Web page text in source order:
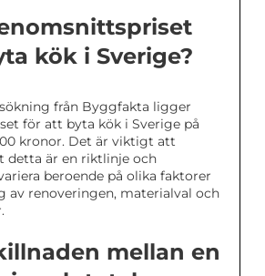
kök i Sverige?
från Byggfakta ligger
för att byta kök i Sverige på
kronor. Det är viktigt att
detta är en riktlinje och
beroende på olika faktorer
av renoveringen, materialval och
mellan en